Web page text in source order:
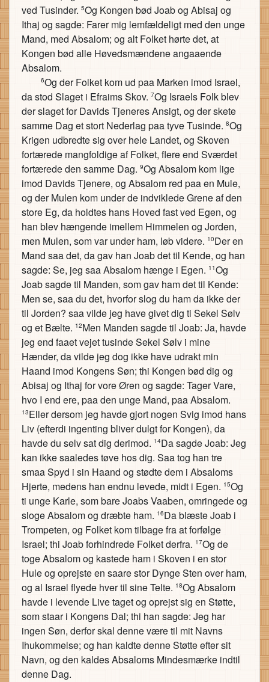
ved Tusinder. 5Og Kongen bød Joab og Abisaj og
Ithaj og sagde: Farer mig lemfældeligt med den unge
Mand, med Absalom; og alt Folket hørte det, at
Kongen bød alle Høvedsmændene angaaende
Absalom.
6Og der Folket kom ud paa Marken imod Israel,
da stod Slaget i Efraims Skov. 7Og Israels Folk blev
der slaget for Davids Tjeneres Ansigt, og der skete
samme Dag et stort Nederlag paa tyve Tusinde. 8Og
Krigen udbredte sig over hele Landet, og Skoven
fortærede mangfoldige af Folket, flere end Sværdet
fortærede den samme Dag. 9Og Absalom kom lige
imod Davids Tjenere, og Absalom red paa en Mule,
og der Mulen kom under de indviklede Grene af den
store Eg, da holdtes hans Hoved fast ved Egen, og
han blev hængende imellem Himmelen og Jorden,
men Mulen, som var under ham, løb videre. 10Der en
Mand saa det, da gav han Joab det til Kende, og han
sagde: Se, jeg saa Absalom hænge i Egen. 11Og
Joab sagde til Manden, som gav ham det til Kende:
Men se, saa du det, hvorfor slog du ham da ikke der
til Jorden? saa vilde jeg have givet dig ti Sekel Sølv
og et Bælte. 12Men Manden sagde til Joab: Ja, havde
jeg end faaet vejet tusinde Sekel Sølv i mine
Hænder, da vilde jeg dog ikke have udrakt min
Haand imod Kongens Søn; thi Kongen bød dig og
Abisaj og Ithaj for vore Øren og sagde: Tager Vare,
hvo I end ere, paa den unge Mand, paa Absalom.
13Eller dersom jeg havde gjort nogen Svig imod hans
Liv (efterdi ingenting bliver dulgt for Kongen), da
havde du selv sat dig derimod. 14Da sagde Joab: Jeg
kan ikke saaledes tøve hos dig. Saa tog han tre
smaa Spyd i sin Haand og stødte dem i Absaloms
Hjerte, medens han endnu levede, midt i Egen. 15Og
ti unge Karle, som bare Joabs Vaaben, omringede og
sloge Absalom og dræbte ham. 16Da blæste Joab i
Trompeten, og Folket kom tilbage fra at forfølge
Israel; thi Joab forhindrede Folket derfra. 17Og de
toge Absalom og kastede ham i Skoven i en stor
Hule og oprejste en saare stor Dynge Sten over ham,
og al Israel flyede hver til sine Telte. 18Og Absalom
havde i levende Live taget og oprejst sig en Støtte,
som staar i Kongens Dal; thi han sagde: Jeg har
ingen Søn, derfor skal denne være til mit Navns
Ihukommelse; og han kaldte denne Støtte efter sit
Navn, og den kaldes Absaloms Mindesmærke indtil
denne Dag.